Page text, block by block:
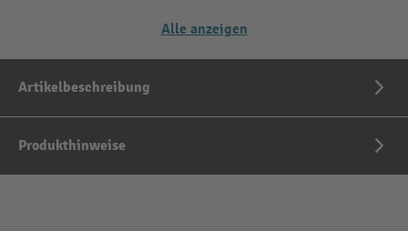
Alle anzeigen
Artikelbeschreibung
Produkthinweise